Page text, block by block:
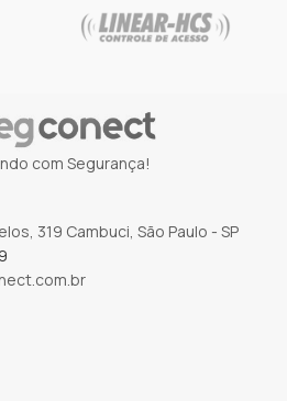
com Segurança!
319 Cambuci, São Paulo - SP